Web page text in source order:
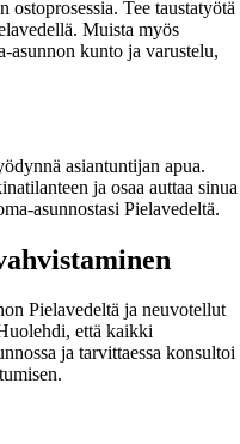
Tee taustatyötä
Muista myös
asunnon kunto ja varustelu,
asiantuntijan apua.
ja osaa auttaa sinua
asunnostasi Pielavedeltä.
Pielavedeltä ja neuvotellut
että kaikki
ja tarvittaessa konsultoi